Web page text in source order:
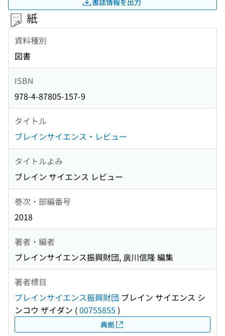
紙
資料種別
図書
ISBN
978-4-87805-157-9
タイトル
ブレインサイエンス・レビュー
タイトルよみ
ブレイン サイエンス レビュー
巻次・部編番号
2018
著者・編者
ブレインサイエンス振興財団, 廣川信隆 編集
著者標目
ブレインサイエンス振興財団 ブレイン サイエンス シ
ンコウ ザイダン (00755855 )
典拠